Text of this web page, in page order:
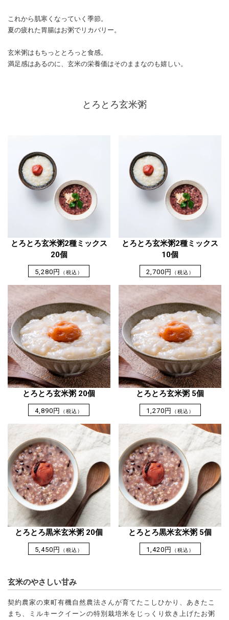
これから肌寒くなっていく季節。
夏の疲れた胃腸はお粥でリカバリー。
玄米粥はもちっととろっと食感。
満足感はあるのに、玄米の栄養価はそのままなのも嬉しい。
とろとろ玄米粥
とろとろ玄米粥2種ミックス
20個
5,280円 （税込）
とろとろ玄米粥2種ミックス
10個
2,700円 （税込）
とろとろ玄米粥 20個
4,890円 （税込）
とろとろ玄米粥 5個
1,270円 （税込）
とろとろ黒米玄米粥 20個
5,450円 （税込）
とろとろ黒米玄米粥 5個
1,420円 （税込）
玄米のやさしい甘み
契約農家の東町有機自然農法さんが育てたこしひかり、あきたこ
まち、ミルキークイーンの特別栽培米をじっくり炊き上げたお粥